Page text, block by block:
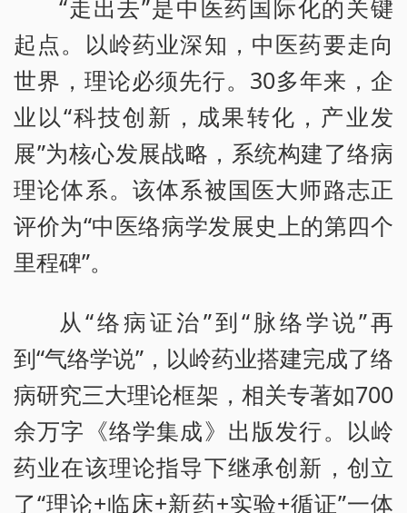
“走出去”是中医药国际化的关键
起点。以岭药业深知，中医药要走向
世界，理论必须先行。30多年来，企
业以“科技创新，成果转化，产业发
展”为核心发展战略，系统构建了络病
理论体系。该体系被国医大师路志正
评价为“中医络病学发展史上的第四个
里程碑”。
从“络病证治”到“脉络学说”再
到“气络学说”，以岭药业搭建完成了络
病研究三大理论框架，相关专著如700
余万字《络学集成》出版发行。以岭
药业在该理论指导下继承创新，创立
了“理论+临床+新药+实验+循证”一体